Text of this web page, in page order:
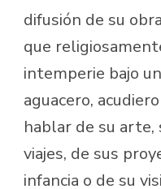
difusión de su
que
intemperie bajo
aguacero,
hablar de su arte,
viajes, de sus
infancia o de su